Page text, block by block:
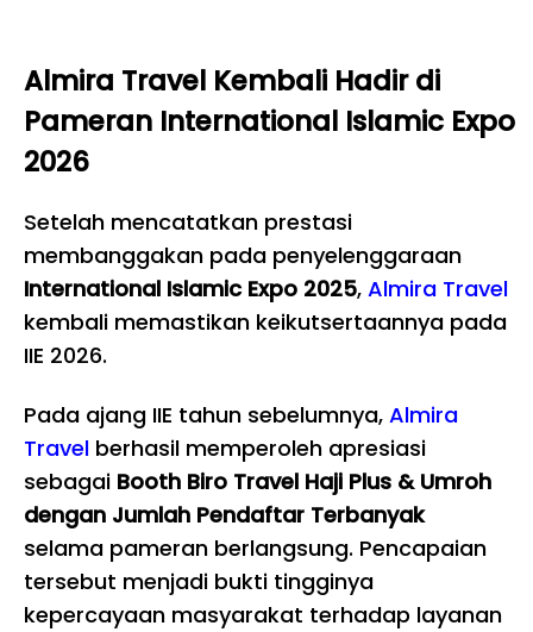
Almira Travel Kembali Hadir di
Pameran International Islamic Expo
2026
Setelah mencatatkan prestasi
membanggakan pada penyelenggaraan
International Islamic Expo 2025, Almira Travel
kembali memastikan keikutsertaannya pada
IIE 2026.
Pada ajang IIE tahun sebelumnya, Almira
Travel berhasil memperoleh apresiasi
sebagai Booth Biro Travel Haji Plus & Umroh
dengan Jumlah Pendaftar Terbanyak
selama pameran berlangsung. Pencapaian
tersebut menjadi bukti tingginya
kepercayaan masyarakat terhadap layanan